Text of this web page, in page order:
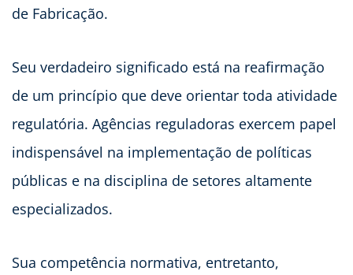
de Fabricação.
Seu verdadeiro significado está na reafirmação
de um princípio que deve orientar toda atividade
regulatória. Agências reguladoras exercem papel
indispensável na implementação de políticas
públicas e na disciplina de setores altamente
especializados.
Sua competência normativa, entretanto,